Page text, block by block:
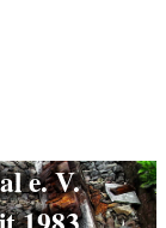
e. V.